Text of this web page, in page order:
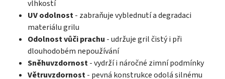
vlhkostí
UV odolnost- zabraňuje vyblednutí a degradaci
materiálu grilu
Odolnost vůči prachu - udržuje gril čistý i při
dlouhodobém nepoužívání
Sněhuvzdornost- vydrží i náročné zimní podmínky
Větruvzdornost- pevná konstrukce odolá silnému